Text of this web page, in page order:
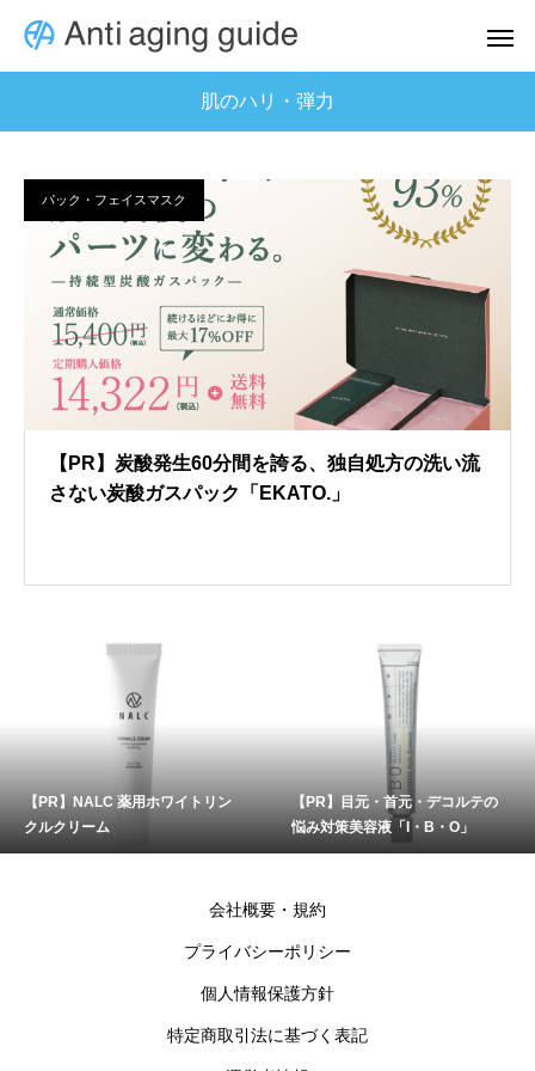
肌のハリ・弾力
パック・フェイスマスク
【PR】炭酸発生60分間を誇る、独自処方の洗い流
さない炭酸ガスパック「EKATO.」
【PR】NALC 薬用ホワイトリン
クルクリーム
【PR】目元・首元・デコルテの
悩み対策美容液「I・B・O」
会社概要・規約
プライバシーポリシー
個人情報保護方針
特定商取引法に基づく表記